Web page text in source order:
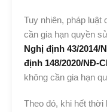
Tuy nhiên, pháp
cần gia hạn quyền
Nghị định 43/2014/
định 148/2020/NĐ-
không cần gia hạn
Theo đó, khi hết thời